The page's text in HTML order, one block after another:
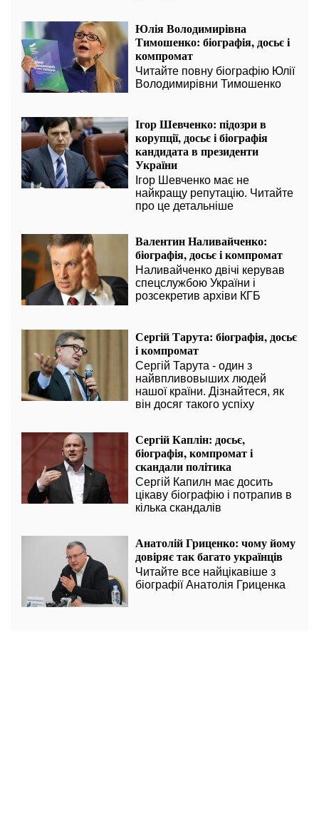
Юлія Володимирівна
Тимошенко: біографія, досьє і
компромат
Читайте повну біографію Юлії
Володимирівни Тимошенко
Ігор Шевченко: підозри в
корупції, досьє і біографія
кандидата в президенти
України
Ігор Шевченко має не
найкращу репутацію. Читайте
про це детальніше
Валентин Наливайченко:
біографія, досьє і компромат
Наливайченко двічі керував
спецслужбою України і
розсекретив архіви КГБ
Сергій Тарута: біографія, досьє
і компромат
Сергій Тарута - один з
найвпливовыших людей
нашої країни. Дізнайтеся, як
він досяг такого успіху
Сергій Каплін: досьє,
біографія, компромат і
скандали політика
Сергій Капилн має досить
цікаву біографію і потрапив в
кілька скандалів
Анатолій Гриценко: чому йому
довіряє так багато українців
Читайте все найцікавіше з
біографії Анатолія Гриценка